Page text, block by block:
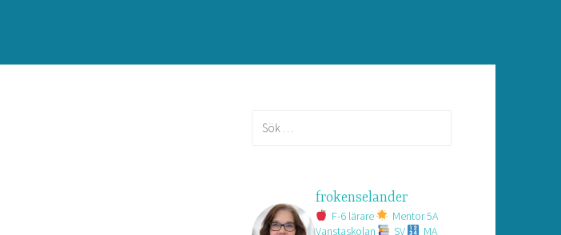
frokenselander
F-6 lärare
Mentor 5A
Vanstaskolan
SV
MA